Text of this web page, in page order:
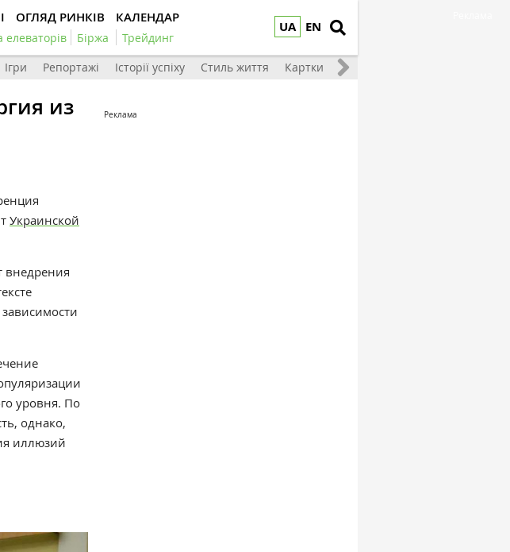
UA EN
ОГЛЯД РИНКІВ КАЛЕНДАР
елеваторів Біржа Трейдинг
Ігри Репортажі Історії успіху Стиль життя Картки
из
Украинской
внедрения
уровня. По
однако,
иллюзий
Реклама